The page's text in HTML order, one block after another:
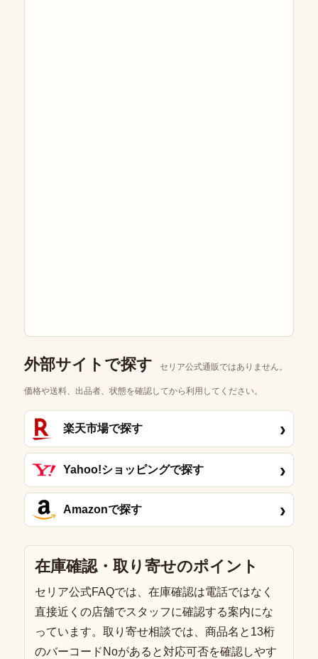
外部サイトで探す セリア公式通販ではありません。
価格や送料、出品者、状態を確認してから利用してください。
楽天市場で探す ›
Yahoo!ショッピングで探す ›
Amazonで探す ›
在庫確認・取り寄せのポイント
セリア公式FAQでは、在庫確認は電話ではなく
直接近くの店舗でスタッフに確認する案内にな
っています。取り寄せ相談では、商品名と13桁
のバーコードNoがあると対応可否を確認しやす